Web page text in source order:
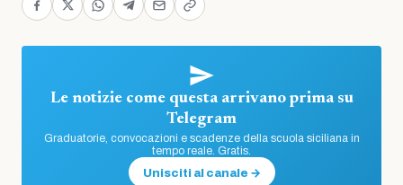
Le notizie come questa arrivano prima su
Telegram
Graduatorie, convocazioni e scadenze della scuola siciliana in
tempo reale. Gratis.
Unisciti al canale →